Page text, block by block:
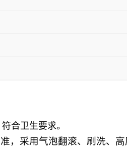
合卫生要求。
，采用气泡翻滚、刷洗、